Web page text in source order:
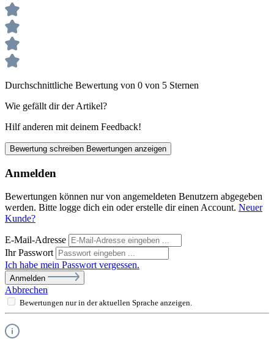
Durchschnittliche Bewertung von 0 von 5 Sternen
Wie gefällt dir der Artikel?
Hilf anderen mit deinem Feedback!
Bewertung schreiben Bewertungen anzeigen
Anmelden
Bewertungen können nur von angemeldeten Benutzern abgegeben
werden. Bitte logge dich ein oder erstelle dir einen Account. Neuer
Kunde?
E-Mail-Adresse
Ihr Passwort
Ich habe mein Passwort vergessen.
Anmelden
Abbrechen
Bewertungen nur in der aktuellen Sprache anzeigen.